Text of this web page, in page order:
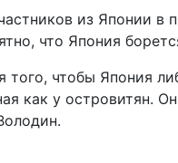
из Японии в
что Япония
того, чтобы Япония
как у островитян.